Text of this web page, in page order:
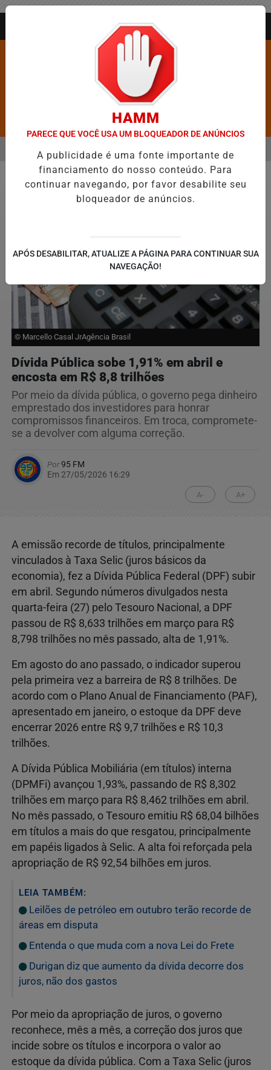
Pesquisar Notícia
DE FIGURAR ENTRE AS CINCO CIDADES MAIS VIOLENTAS DO
EM ALTA
MENU
Economia
© Marcello Casal JrAgência Brasil
Dívida Pública sobe 1,91% em abril e
encosta em R$ 8,8 trilhões
Por meio da dívida pública, o governo pega dinheiro
emprestado dos investidores para honrar
compromissos financeiros. Em troca, compromete-
se a devolver com alguma correção.
Por95 FM
Em 27/05/2026 16:29
A- A+
A emissão recorde de títulos, principalmente
vinculados à Taxa Selic (juros básicos da
economia), fez a Dívida Pública Federal (DPF) subir
em abril. Segundo números divulgados nesta
quarta-feira (27) pelo Tesouro Nacional, a DPF
passou de R$ 8,633 trilhões em março para R$
8,798 trilhões no mês passado, alta de 1,91%.
Em agosto do ano passado, o indicador superou
pela primeira vez a barreira de R$ 8 trilhões. De
acordo com o Plano Anual de Financiamento (PAF),
apresentado em janeiro, o estoque da DPF deve
encerrar 2026 entre R$ 9,7 trilhões e R$ 10,3
trilhões.
A Dívida Pública Mobiliária (em títulos) interna
(DPMFi) avançou 1,93%, passando de R$ 8,302
trilhões em março para R$ 8,462 trilhões em abril.
No mês passado, o Tesouro emitiu R$ 68,04 bilhões
em títulos a mais do que resgatou, principalmente
em papéis ligados à Selic. A alta foi reforçada pela
apropriação de R$ 92,54 bilhões em juros.
LEIA TAMBÉM:
Leilões de petróleo em outubro terão recorde de
áreas em disputa
Entenda o que muda com a nova Lei do Frete
Durigan diz que aumento da dívida decorre dos
juros, não dos gastos
Por meio da apropriação de juros, o governo
reconhece, mês a mês, a correção dos juros que
incide sobre os títulos e incorpora o valor ao
estoque da dívida pública. Com a Taxa Selic (juros
HAMM
PARECE QUE VOCÊ USA UM BLOQUEADOR DE ANÚNCIOS
A publicidade é uma fonte importante de
financiamento do nosso conteúdo. Para
continuar navegando, por favor desabilite seu
bloqueador de anúncios.
APÓS DESABILITAR, ATUALIZE A PÁGINA PARA CONTINUAR SUA
NAVEGAÇÃO!